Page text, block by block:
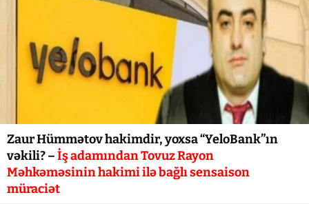
Zaur Hümmətov hakimdir, yoxsa “YeloBank”ın
vəkili? –İş adamından Tovuz Rayon
Məhkəməsinin hakimi ilə bağlı sensaison
müraciət